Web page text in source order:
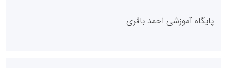
پایگاه آموزشی احمد باقری